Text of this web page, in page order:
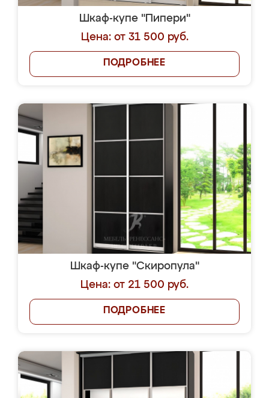
Шкаф-купе "Пипери"
Цена: от 31 500 руб.
ПОДРОБНЕЕ
Шкаф-купе "Скиропула"
Цена: от 21 500 руб.
ПОДРОБНЕЕ